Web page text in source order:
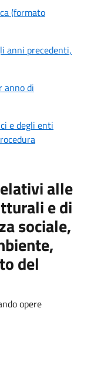
(formato
anni precedenti,
anno di
e degli enti
alle
e di
sociale,
del
opere